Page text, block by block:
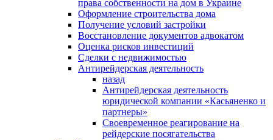
права собственности на дом в Украине
Оформление строительства дома
Получение условий застройки
Восстановление документов адвокатом
Оценка рисков инвестиций
Сделки с недвижимостью
Антирейдерская деятельность
назад
Антирейдерская деятельность
юридической компании «Касьяненко и
партнеры»
Своевременное реагирование на
рейдерские посягательства